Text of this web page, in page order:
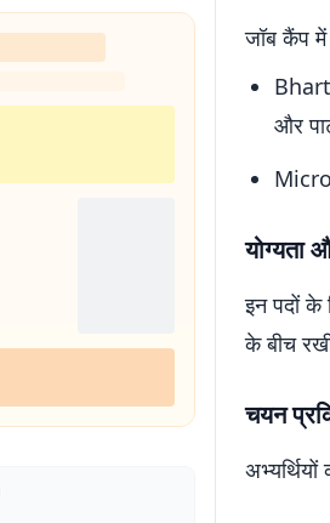
जॉब कैंप में
और
योग्यता
इन पदों के
के बीच
चयन